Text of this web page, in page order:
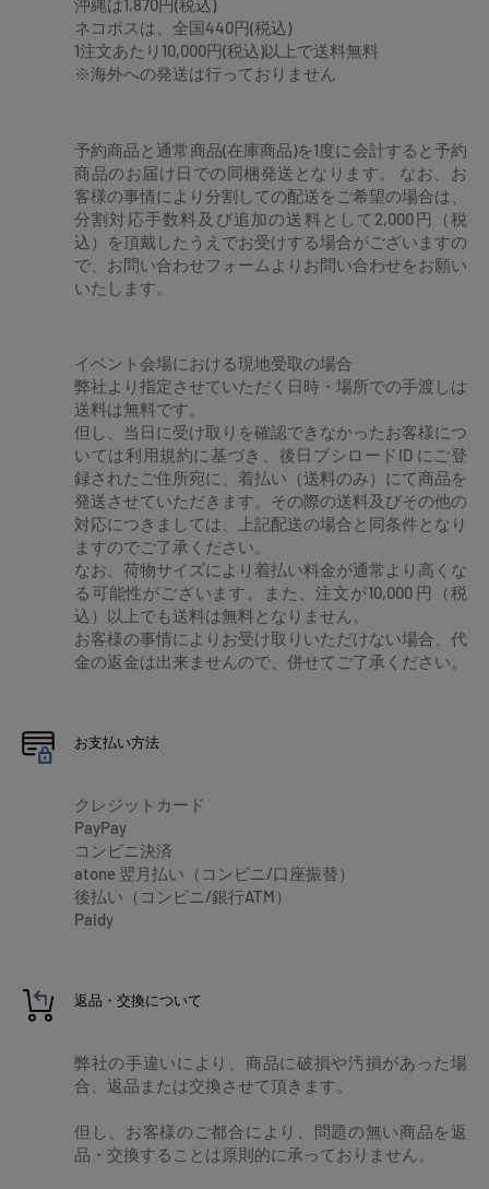
沖縄は1,870円(税込)
ネコポスは、全国440円(税込)
1注文あたり10,000円(税込)以上で送料無料
※海外への発送は行っておりません
予約商品と通常商品(在庫商品)を1度に会計すると予約
商品のお届け日での同梱発送となります。 なお、お
客様の事情により分割しての配送をご希望の場合は、
分割対応手数料及び追加の送料として2,000円（税
込）を頂戴したうえでお受けする場合がございますの
で、お問い合わせフォームよりお問い合わせをお願い
いたします。
イベント会場における現地受取の場合
弊社より指定させていただく日時・場所での手渡しは
送料は無料です。
但し、当日に受け取りを確認できなかったお客様につ
いては利用規約に基づき、後日ブシロードID にご登
録されたご住所宛に、着払い（送料のみ）にて商品を
発送させていただきます。その際の送料及びその他の
対応につきましては、上記配送の場合と同条件となり
ますのでご了承ください。
なお、荷物サイズにより着払い料金が通常より高くな
る可能性がございます。また、注文が10,000 円（税
込）以上でも送料は無料となりません。
お客様の事情によりお受け取りいただけない場合、代
金の返金は出来ませんので、併せてご了承ください。
お支払い方法
クレジットカード
PayPay
コンビニ決済
atone 翌月払い（コンビニ/口座振替）
後払い（コンビニ/銀行ATM）
Paidy
返品・交換について
弊社の手違いにより、商品に破損や汚損があった場
合、返品または交換させて頂きます。
但し、お客様のご都合により、問題の無い商品を返
品・交換することは原則的に承っておりません。